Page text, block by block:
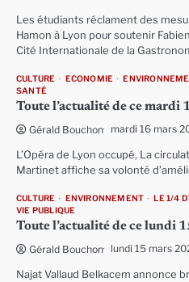
Les étudiants réclament des
Hamon à Lyon pour soutenir
Cité Internationale de la
CULTURE ECONOMIE
SANTÉ
Toute l’actualité de ce mardi
Gérald Bouchon mardi 16 mars
L’Opéra de Lyon occupé, La
Martinet affiche sa volonté
CULTURE ENVIRONNEMENT LE 1/4
VIE PUBLIQUE
Toute l’actualité de ce lundi
Gérald Bouchon lundi 15 mars
Najat Vallaud Belkacem annonce